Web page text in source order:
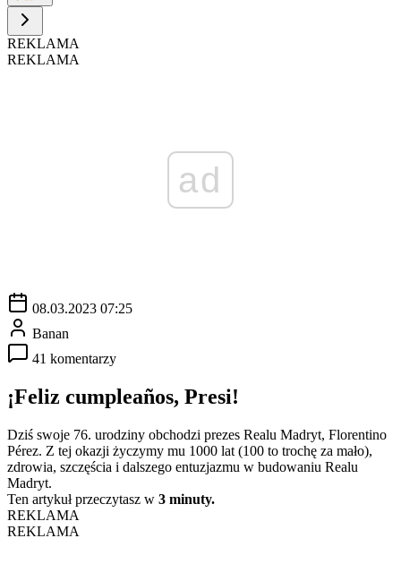
REKLAMA
REKLAMA
ad
08.03.2023 07:25
Banan
41 komentarzy
¡Feliz cumpleaños, Presi!
Dziś swoje 76. urodziny obchodzi prezes Realu Madryt, Florentino
Pérez. Z tej okazji życzymy mu 1000 lat (100 to trochę za mało),
zdrowia, szczęścia i dalszego entuzjazmu w budowaniu Realu
Madryt.
Ten artykuł przeczytasz w 3 minuty.
REKLAMA
REKLAMA